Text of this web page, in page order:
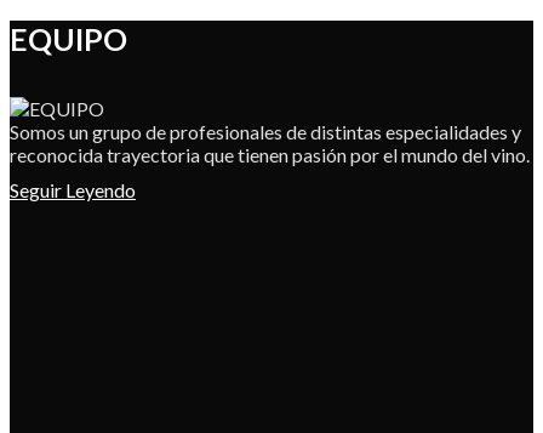
EQUIPO
Somos un grupo de profesionales de distintas especialidades y
reconocida trayectoria que tienen pasión por el mundo del vino.
Seguir Leyendo